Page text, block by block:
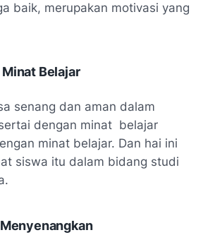
baik, merupakan motivasi yang
Belajar
senang dan aman dalam
dengan minat belajar
minat belajar. Dan hai ini
siswa itu dalam bidang studi